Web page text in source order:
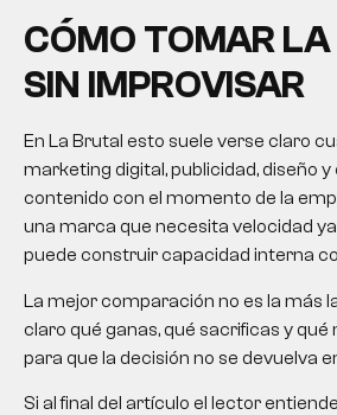
CÓMO TOMAR LA
SIN IMPROVISAR
En La Brutal esto suele verse claro
marketing digital, publicidad, diseño
contenido con el momento de la
una marca que necesita velocidad
puede construir capacidad interna
La mejor comparación no es la más
claro qué ganas, qué sacrificas y
para que la decisión no se devuelva
Si al final del artículo el lector